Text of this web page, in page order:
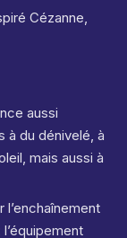
Cézanne,
aussi
à du dénivelé, à
mais aussi à